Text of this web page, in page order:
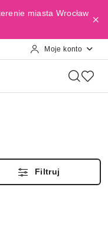
miasta Wrocław
Moje konto
Filtruj